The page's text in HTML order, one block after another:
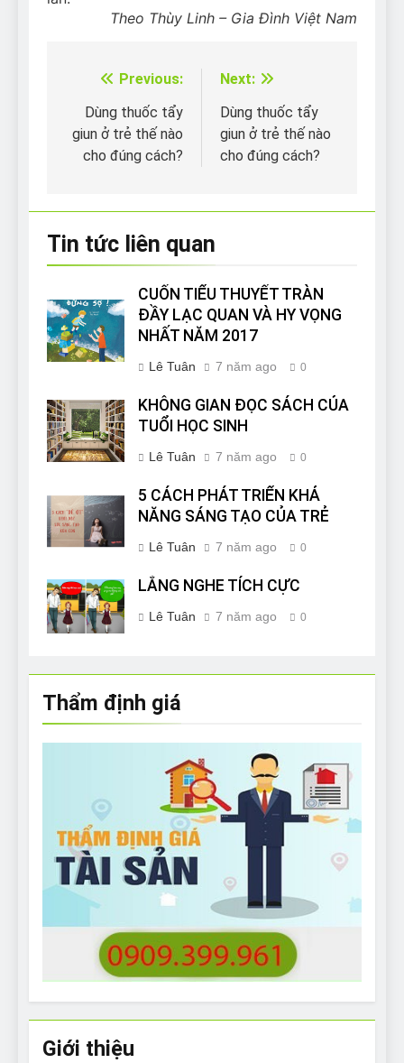
Theo Thùy Linh – Gia Đình Việt Nam
Điều
hướng
bài
Previous:
Dùng thuốc tẩy
giun ở trẻ thế nào
cho đúng cách?
Next:
Dùng thuốc tẩy
giun ở trẻ thế nào
cho đúng cách?
Tin tức liên quan
CUỐN TIỂU THUYẾT TRÀN
ĐẦY LẠC QUAN VÀ HY VỌNG
NHẤT NĂM 2017
Lê Tuân 7 năm ago 0
KHÔNG GIAN ĐỌC SÁCH CỦA
TUỔI HỌC SINH
Lê Tuân 7 năm ago 0
5 CÁCH PHÁT TRIỂN KHẢ
NĂNG SÁNG TẠO CỦA TRẺ
Lê Tuân 7 năm ago 0
LẮNG NGHE TÍCH CỰC
Lê Tuân 7 năm ago 0
Thẩm định giá
Giới thiệu